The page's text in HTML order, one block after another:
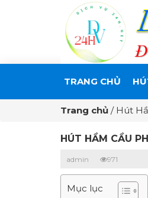
TRANG CHỦ
Trang chủ / Hút
HÚT HẦM CẦU
admin 971
Mục lục